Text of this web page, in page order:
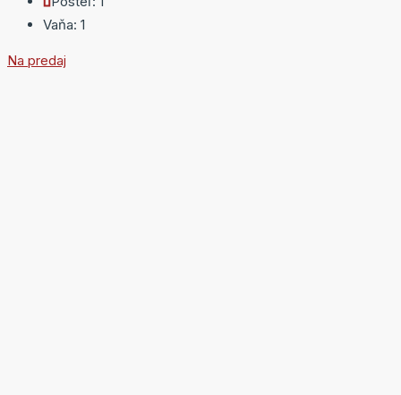
Vaňa: 1
Na predaj